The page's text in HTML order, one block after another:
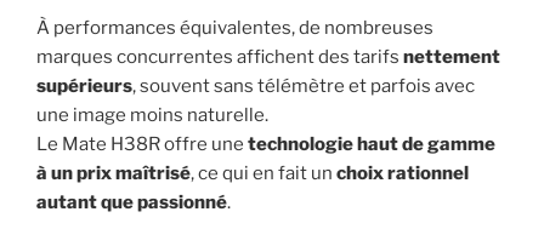
À performances équivalentes, de nombreuses
marques concurrentes affichent des tarifs nettement
supérieurs, souvent sans télémètre et parfois avec
une image moins naturelle.
Le Mate H38R offre une technologie haut de gamme
à un prix maîtrisé, ce qui en fait un choix rationnel
autant que passionné.